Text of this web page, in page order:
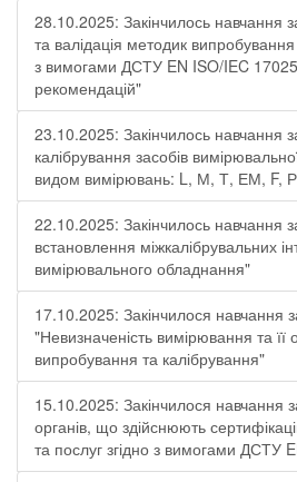
28.10.2025: Закінчилось навчання
та валідація методик випробування
з вимогами ДСТУ EN ISO/IEC
рекомендацій"
23.10.2025: Закінчилось навчання
калібрування засобів
видом вимірювань: L, М, Т, ЕМ, F,
22.10.2025: Закінчилось навчання
встановлення міжкалібрувальних
вимірювального обладнання"
17.10.2025: Закінчилося навчання
"Невизначеність вимірювання та її
випробування та калібрування"
15.10.2025: Закінчилося навчання
органів, що здійснюють
та послуг згідно з вимогами ДСТУ